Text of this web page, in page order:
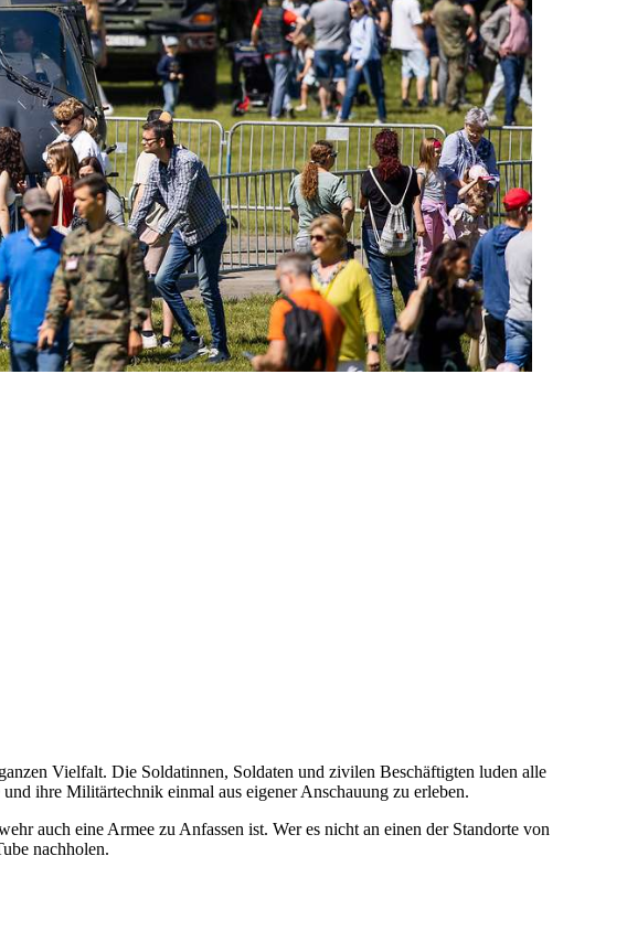
Vielfalt. Die Soldatinnen, Soldaten und zivilen Beschäftigten luden alle
ihre Militärtechnik einmal aus eigener Anschauung zu erleben.
auch eine Armee zu Anfassen ist. Wer es nicht an einen der Standorte von
nachholen.